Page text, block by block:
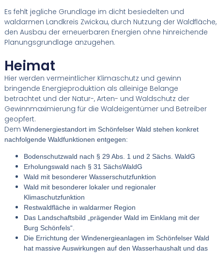
Es fehlt jegliche Grundlage im dicht besiedelten und
waldarmen Landkreis Zwickau, durch Nutzung der Waldfläche,
den Ausbau der erneuerbaren Energien ohne hinreichende
Planungsgrundlage anzugehen.
Heimat
Hier werden vermeintlicher Klimaschutz und gewinn
bringende Energieproduktion als alleinige Belange
betrachtet und der Natur-, Arten- und Waldschutz der
Gewinnmaximierung für die Waldeigentümer und Betreiber
geopfert.
Dem Windenergiestandort im Schönfelser Wald stehen konkret
nachfolgende Waldfunktionen entgegen:
Bodenschutzwald nach § 29 Abs. 1 und 2 Sächs. WaldG
Erholungswald nach § 31 SächsWaldG
Wald mit besonderer Wasserschutzfunktion
Wald mit besonderer lokaler und regionaler
Klimaschutzfunktion
Restwaldfläche in waldarmer Region
Das Landschaftsbild „prägender Wald im Einklang mit der
Burg Schönfels“.
Die Errichtung der Windenergieanlagen im Schönfelser Wald
hat massive Auswirkungen auf den Wasserhaushalt und das